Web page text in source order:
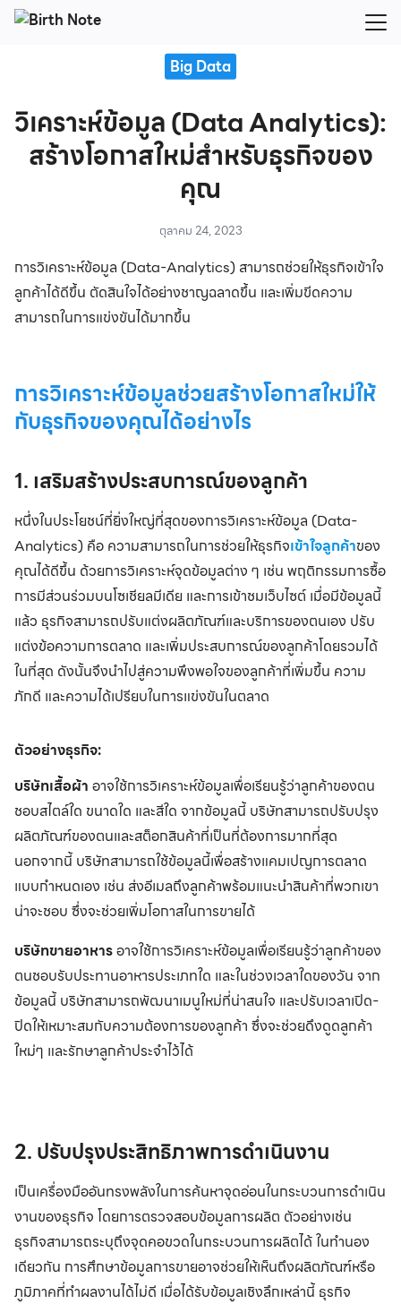
Skip
Big Data
วิเคราะห์ข้อมูล (Data Analytics):
สร้างโอกาสใหม่สำหรับธุรกิจของ
คุณ
ตุลาคม 24, 2023
การวิเคราะห์ข้อมูล (Data-Analytics) สามารถช่วยให้ธุรกิจเข้าใจ
ลูกค้าได้ดีขึ้น ตัดสินใจได้อย่างชาญฉลาดขึ้น และเพิ่มขีดความ
สามารถในการแข่งขันได้มากขึ้น
การวิเคราะห์ข้อมูลช่วยสร้างโอกาสใหม่ให้
กับธุรกิจของคุณได้อย่างไร
1. เสริมสร้างประสบการณ์ของลูกค้า
หนึ่งในประโยชน์ที่ยิ่งใหญ่ที่สุดของการวิเคราะห์ข้อมูล (Data-
Analytics) คือ ความสามารถในการช่วยให้ธุรกิจเข้าใจลูกค้าของ
คุณได้ดีขึ้น ด้วยการวิเคราะห์จุดข้อมูลต่าง ๆ เช่น พฤติกรรมการซื้อ
การมีส่วนร่วมบนโซเชียลมีเดีย และการเข้าชมเว็บไซต์ เมื่อมีข้อมูลนี้
แล้ว ธุรกิจสามารถปรับแต่งผลิตภัณฑ์และบริการของตนเอง ปรับ
แต่งข้อความการตลาด และเพิ่มประสบการณ์ของลูกค้าโดยรวมได้
ในที่สุด ดังนั้นจึงนำไปสู่ความพึงพอใจของลูกค้าที่เพิ่มขึ้น ความ
ภักดี และความได้เปรียบในการแข่งขันในตลาด
ตัวอย่างธุรกิจ:
บริษัทเสื้อผ้า อาจใช้การวิเคราะห์ข้อมูลเพื่อเรียนรู้ว่าลูกค้าของตน
ชอบสไตล์ใด ขนาดใด และสีใด จากข้อมูลนี้ บริษัทสามารถปรับปรุง
ผลิตภัณฑ์ของตนและสต็อกสินค้าที่เป็นที่ต้องการมากที่สุด
นอกจากนี้ บริษัทสามารถใช้ข้อมูลนี้เพื่อสร้างแคมเปญการตลาด
แบบกำหนดเอง เช่น ส่งอีเมลถึงลูกค้าพร้อมแนะนำสินค้าที่พวกเขา
น่าจะชอบ ซึ่งจะช่วยเพิ่มโอกาสในการขายได้
บริษัทขายอาหารอาจใช้การวิเคราะห์ข้อมูลเพื่อเรียนรู้ว่าลูกค้าของ
ตนชอบรับประทานอาหารประเภทใด และในช่วงเวลาใดของวัน จาก
ข้อมูลนี้ บริษัทสามารถพัฒนาเมนูใหม่ที่น่าสนใจ และปรับเวลาเปิด-
ปิดให้เหมาะสมกับความต้องการของลูกค้า ซึ่งจะช่วยดึงดูดลูกค้า
ใหม่ๆ และรักษาลูกค้าประจำไว้ได้
2. ปรับปรุงประสิทธิภาพการดำเนินงาน
เป็นเครื่องมืออันทรงพลังในการค้นหาจุดอ่อนในกระบวนการดำเนิน
งานของธุรกิจ โดยการตรวจสอบข้อมูลการผลิต ตัวอย่างเช่น
ธุรกิจสามารถระบุถึงจุดคอขวดในกระบวนการผลิตได้ ในทำนอง
เดียวกัน การศึกษาข้อมูลการขายอาจช่วยให้เห็นถึงผลิตภัณฑ์หรือ
ภูมิภาคที่ทำผลงานได้ไม่ดี เมื่อได้รับข้อมูลเชิงลึกเหล่านี้ ธุรกิจ